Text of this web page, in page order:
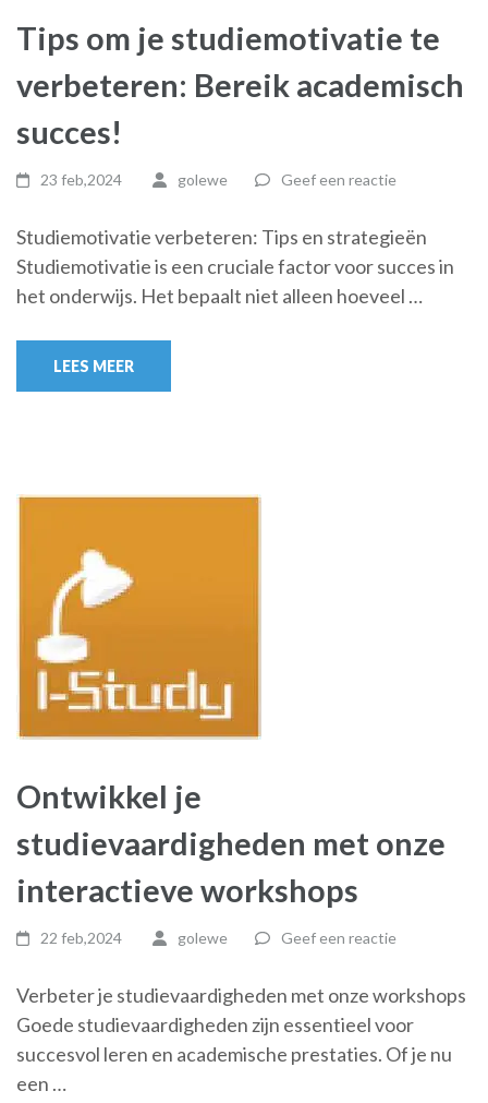
Tips om je studiemotivatie te
verbeteren: Bereik academisch
succes!
23 feb,2024 golewe Geef een reactie
Studiemotivatie verbeteren: Tips en strategieën
Studiemotivatie is een cruciale factor voor succes in
het onderwijs. Het bepaalt niet alleen hoeveel …
LEES MEER
Ontwikkel je
studievaardigheden met onze
interactieve workshops
22 feb,2024 golewe Geef een reactie
Verbeter je studievaardigheden met onze workshops
Goede studievaardigheden zijn essentieel voor
succesvol leren en academische prestaties. Of je nu
een …